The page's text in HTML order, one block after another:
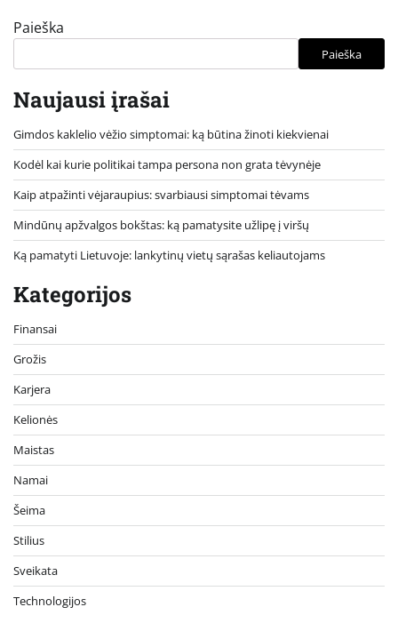
Paieška
Paieška
Naujausi įrašai
Gimdos kaklelio vėžio simptomai: ką būtina žinoti kiekvienai
Kodėl kai kurie politikai tampa persona non grata tėvynėje
Kaip atpažinti vėjaraupius: svarbiausi simptomai tėvams
Mindūnų apžvalgos bokštas: ką pamatysite užlipę į viršų
Ką pamatyti Lietuvoje: lankytinų vietų sąrašas keliautojams
Kategorijos
Finansai
Grožis
Karjera
Kelionės
Maistas
Namai
Šeima
Stilius
Sveikata
Technologijos